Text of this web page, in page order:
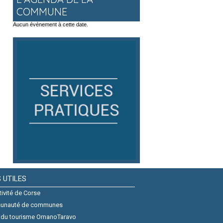
COMMUNE
Aucun événement à cette date.
UTILES
de Corse
de communes
tourisme OrnanoTaravo